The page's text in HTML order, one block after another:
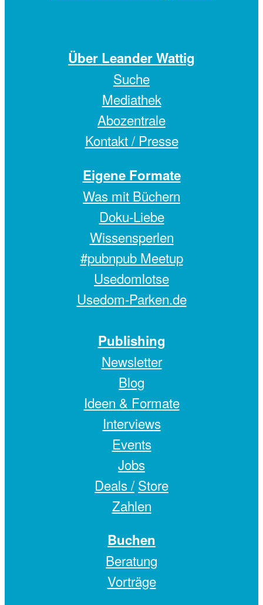
Über Leander Wattig
Suche
Mediathek
Abozentrale
Kontakt / Presse
Eigene Formate
Was mit Büchern
Doku-Liebe
Wissensperlen
#pubnpub Meetup
Usedomlotse
Usedom-Parken.de
Publishing
Newsletter
Blog
Ideen & Formate
Interviews
Events
Jobs
Deals / Store
Zahlen
Buchen
Beratung
Vorträge